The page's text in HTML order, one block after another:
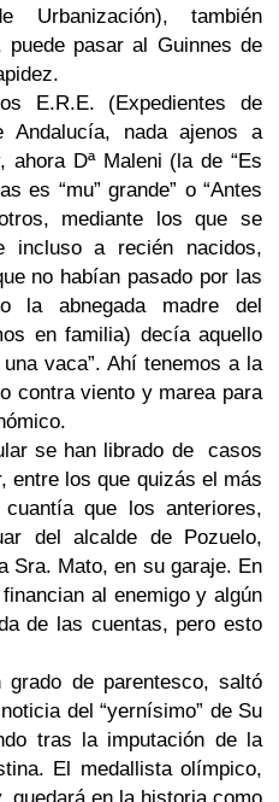
Urbanización), también
puede pasar al Guinnes de
E.R.E. (Expedientes de
Andalucía, nada ajenos a
Dª Maleni (la de “Es
es “mu” grande” o “Antes
mediante los que se
incluso a recién nacidos,
no habían pasado por las
la abnegada madre del
en familia) decía aquello
vaca”. Ahí tenemos a la
contra viento y marea para
se han librado de casos
entre los que quizás el más
que los anteriores,
del alcalde de Pozuelo,
Sra. Mato, en su garaje. En
al enemigo y algún
de las cuentas, pero esto
de parentesco, saltó
del “yernísimo” de Su
tras la imputación de la
El medallista olímpico,